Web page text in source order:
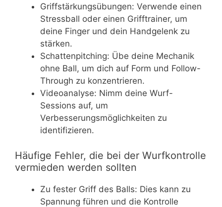
Griffstärkungsübungen: Verwende einen
Stressball oder einen Grifftrainer, um
deine Finger und dein Handgelenk zu
stärken.
Schattenpitching: Übe deine Mechanik
ohne Ball, um dich auf Form und Follow-
Through zu konzentrieren.
Videoanalyse: Nimm deine Wurf-
Sessions auf, um
Verbesserungsmöglichkeiten zu
identifizieren.
Häufige Fehler, die bei der Wurfkontrolle
vermieden werden sollten
Zu fester Griff des Balls: Dies kann zu
Spannung führen und die Kontrolle